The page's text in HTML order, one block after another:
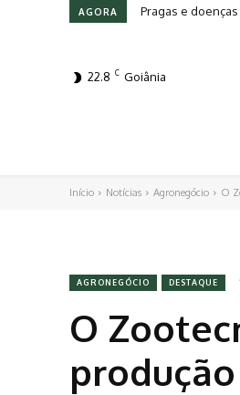
AGORA Leilões em Alta:
22.8 C Goiânia
Início Notícias Agronegócio O
AGRONEGÓCIO DESTAQUE
O